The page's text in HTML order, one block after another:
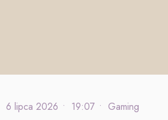
6 lipca 2026 • 19:07 • Gaming